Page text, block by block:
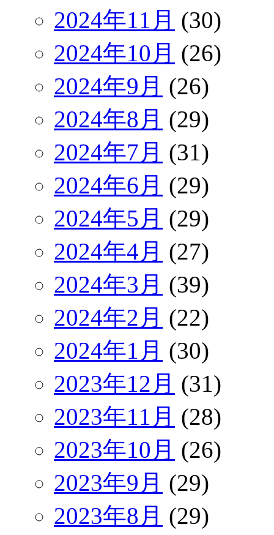
2024年11月 (30)
2024年10月 (26)
2024年9月 (26)
2024年8月 (29)
2024年7月 (31)
2024年6月 (29)
2024年5月 (29)
2024年4月 (27)
2024年3月 (39)
2024年2月 (22)
2024年1月 (30)
2023年12月 (31)
2023年11月 (28)
2023年10月 (26)
2023年9月 (29)
2023年8月 (29)